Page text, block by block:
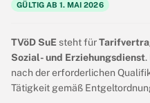
GÜLTIG AB 1. MAI 2026
TVöD SuE steht für
Sozial- und Erziehungsdienst.
nach der erforderlichen
Tätigkeit gemäß